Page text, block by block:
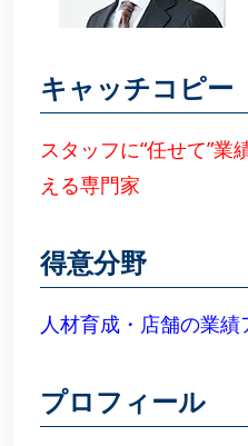
キャッチコピー
スタッフに“任せて”業
える専門家
得意分野
人材育成・店舗の業績
プロフィール